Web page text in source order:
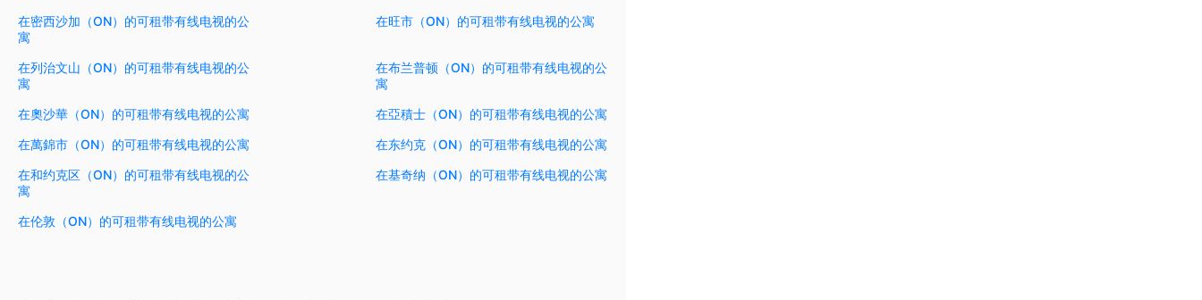
在密西沙加（ON）的可租带有线电视的公
寓
在旺市（ON）的可租带有线电视的公寓
在列治文山（ON）的可租带有线电视的公
寓
在布兰普顿（ON）的可租带有线电视的公
寓
在奧沙華（ON）的可租带有线电视的公寓
在亞積士（ON）的可租带有线电视的公寓
在萬錦市（ON）的可租带有线电视的公寓
在东约克（ON）的可租带有线电视的公寓
在和约克区（ON）的可租带有线电视的公
寓
在基奇纳（ON）的可租带有线电视的公寓
在伦敦（ON）的可租带有线电视的公寓